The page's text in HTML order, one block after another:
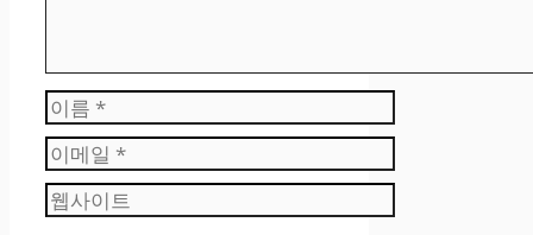
이
름
이
메
일
웹
사